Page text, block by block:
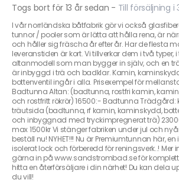
Togs bort för 13 år sedan - Till försäljning
I vår norrländska båtfabrik gör vi också
tunnor / pooler som är lätta att hålla rena, är
och håller sig fräscha år efter år. Har de flesta
leveranstiden är kort. Vi tillverkar dem i två typer, i
altanmodell som man bygger in själv, och en
är inbyggd i trä och badklar. Kamin,
bottenventil ingår i alla. Prisexempel för
Badtunna Altan: (badtunna, rostfri kamin,
och rostfritt rökrör) 16500:- Badtunna Trädgård:
träutsida (badtunna, rf kamin, kaminskydd,
och inbyggnad med tryckimpregnerat trä)
max 1500kr Vi stänger fabriken under jul och
beställ nu! NYHET!!! Nu är Premiumtunnan här,
isolerat lock och förberedd för reningsverk..!
gärna in på www.sandstrombad.se för
hitta en återförsäljare i din närhet! Du kan dela
du vill!